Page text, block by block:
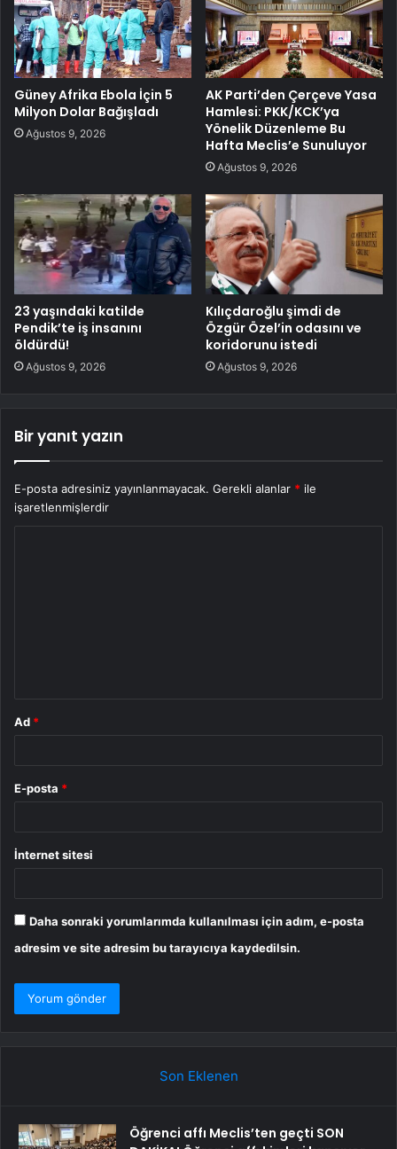
Güney Afrika Ebola İçin 5
Milyon Dolar Bağışladı
Ağustos 9, 2026
AK Parti’den Çerçeve Yasa
Hamlesi: PKK/KCK’ya
Yönelik Düzenleme Bu
Hafta Meclis’e Sunuluyor
Ağustos 9, 2026
23 yaşındaki katilde
Pendik’te iş insanını
öldürdü!
Ağustos 9, 2026
Kılıçdaroğlu şimdi de
Özgür Özel’in odasını ve
koridorunu istedi
Ağustos 9, 2026
Bir yanıt yazın
E-posta adresiniz yayınlanmayacak. Gerekli alanlar * ile
işaretlenmişlerdir
Ad *
E-posta *
İnternet sitesi
Daha sonraki yorumlarımda kullanılması için adım, e-posta
adresim ve site adresim bu tarayıcıya kaydedilsin.
Son Eklenen
Öğrenci affı Meclis’ten geçti SON